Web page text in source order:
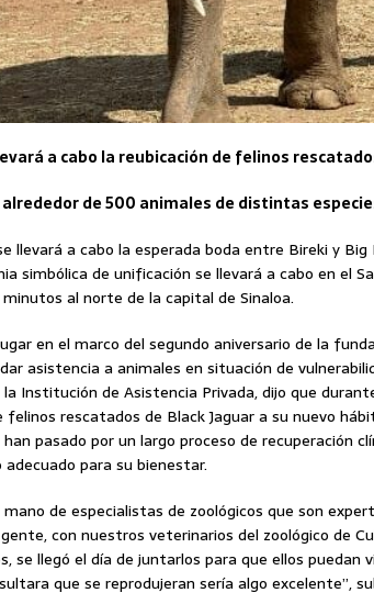
a cabo la reubicación de felinos
de 500 animales de distintas
llevará a cabo la esperada boda entre Bireki y
simbólica de unificación se llevará a cabo en el
al norte de la capital de Sinaloa.
en el marco del segundo aniversario de la
asistencia a animales en situación de
Institución de Asistencia Privada, dijo que
felinos rescatados de Black Jaguar a su nuevo
pasado por un largo proceso de recuperación
para su bienestar.
de especialistas de zoológicos que son
con nuestros veterinarios del zoológico de
se llegó el día de juntarlos para que ellos puedan
que se reprodujeran sería algo excelente”,